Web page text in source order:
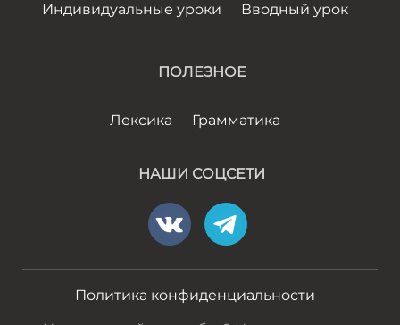
Индивидуальные уроки Вводный урок
ПОЛЕЗНОЕ
Лексика Грамматика
НАШИ СОЦСЕТИ
Политика конфиденциальности